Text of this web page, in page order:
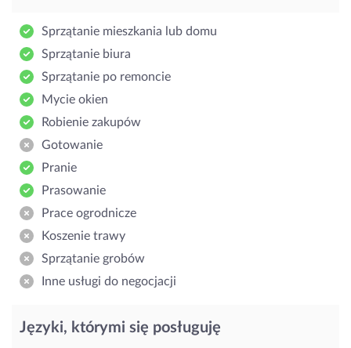
Sprzątanie mieszkania lub domu
Sprzątanie biura
Sprzątanie po remoncie
Mycie okien
Robienie zakupów
Gotowanie
Pranie
Prasowanie
Prace ogrodnicze
Koszenie trawy
Sprzątanie grobów
Inne usługi do negocjacji
Języki, którymi się posługuję